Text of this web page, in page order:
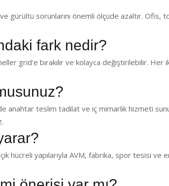
gürültü sorunlarını önemli ölçüde azaltır. Ofis,
fark nedir?
grid'e bırakılır ve kolayca değiştirilebilir. Her
teslim tadilat ve iç mimarlık hizmeti
hücreli yapılarıyla AVM, fabrika, spor tesisi ve